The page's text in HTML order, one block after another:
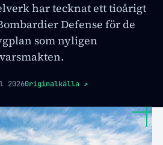
har tecknat ett tioårigt
Defense för de
som nyligen
2026Originalkälla ↗